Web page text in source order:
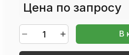
Цена по запросу
В